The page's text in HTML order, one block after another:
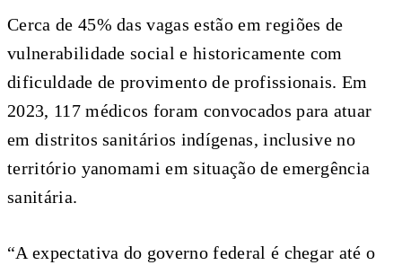
Cerca de 45% das vagas estão em regiões de
vulnerabilidade social e historicamente com
dificuldade de provimento de profissionais. Em
2023, 117 médicos foram convocados para atuar
em distritos sanitários indígenas, inclusive no
território yanomami em situação de emergência
sanitária.
“A expectativa do governo federal é chegar até o